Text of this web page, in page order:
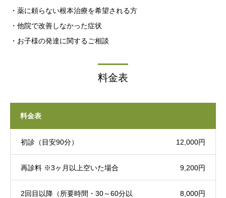
・薬に頼らない根本治療を希望される方
・他院で改善しなかった症状
・お子様の発達に関するご相談
料金表
料金表
初診（目安90分） 12,000円
再診料 ※3ヶ月以上空いた場合 9,200円
2回目以降（所要時間・30～60分以
8,000円